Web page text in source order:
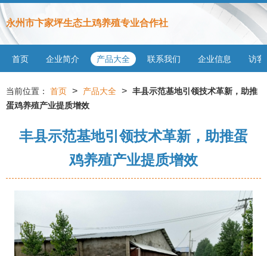
永州市卞家坪生态土鸡养殖专业合作社
首页 企业简介 产品大全 联系我们 企业信息 访客
当前位置： 首页 > 产品大全 > 丰县示范基地引领技术革新，助推
蛋鸡养殖产业提质增效
丰县示范基地引领技术革新，助推蛋
鸡养殖产业提质增效